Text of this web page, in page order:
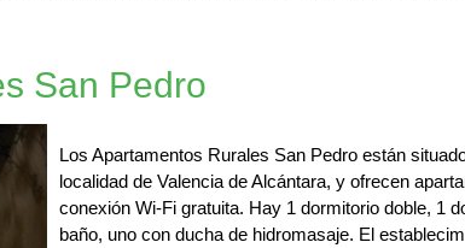
San Pedro
Los Apartamentos Rurales San Pedro están
localidad de Valencia de Alcántara, y ofrecen
conexión Wi-Fi gratuita. Hay 1 dormitorio doble, 1
baño, uno con ducha de hidromasaje. El